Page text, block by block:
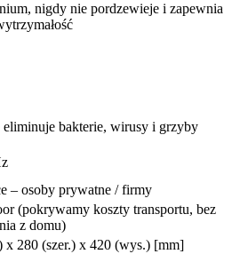
nigdy nie pordzewieje i zapewnia
eliminuje bakterie, wirusy i grzyby
– osoby prywatne / firmy
(pokrywamy koszty transportu, bez
z domu)
x 280 (szer.) x 420 (wys.) [mm]